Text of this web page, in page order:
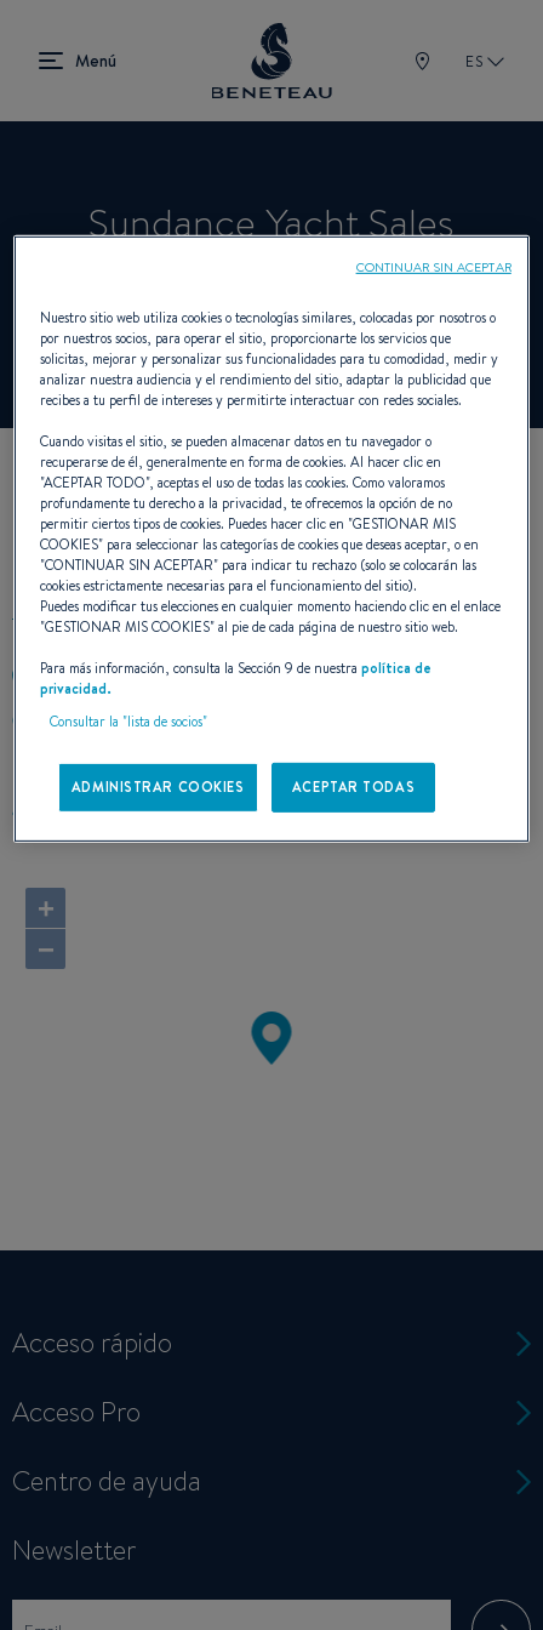
ES
Sundance Yacht Sales
Concesionario Intraborda para BENETEAU
NUESTROS DATOS DE
CONTACTO
3603124057
199 MARINE DRIVE
Estados Unidos
Calcular el itinerario
+
−
Acceso rápido
Acceso Pro
Centro de ayuda
Newsletter
Nuestro sitio web utiliza cookies o tecnologías similares, colocadas por nosotros o
por nuestros socios, para operar el sitio, proporcionarte los servicios que
solicitas, mejorar y personalizar sus funcionalidades para tu comodidad, medir y
analizar nuestra audiencia y el rendimiento del sitio, adaptar la publicidad que
recibes a tu perfil de intereses y permitirte interactuar con redes sociales.
Cuando visitas el sitio, se pueden almacenar datos en tu navegador o
recuperarse de él, generalmente en forma de cookies. Al hacer clic en
"ACEPTAR TODO", aceptas el uso de todas las cookies. Como valoramos
profundamente tu derecho a la privacidad, te ofrecemos la opción de no
permitir ciertos tipos de cookies. Puedes hacer clic en "GESTIONAR MIS
COOKIES" para seleccionar las categorías de cookies que deseas aceptar, o en
"CONTINUAR SIN ACEPTAR" para indicar tu rechazo (solo se colocarán las
cookies estrictamente necesarias para el funcionamiento del sitio).
Puedes modificar tus elecciones en cualquier momento haciendo clic en el enlace
"GESTIONAR MIS COOKIES" al pie de cada página de nuestro sitio web.
Para más información, consulta la Sección 9 de nuestrapolítica de
privacidad.
Consultar la "lista de socios"
ADMINISTRAR COOKIES ACEPTAR TODAS
CONTINUAR SIN ACEPTAR